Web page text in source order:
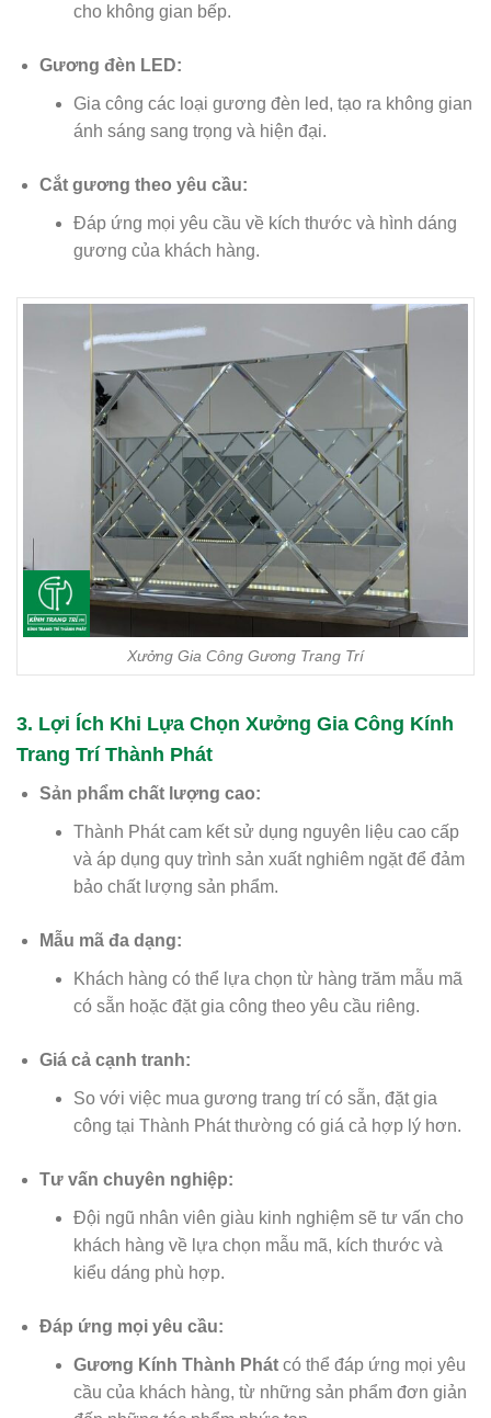
cho không gian bếp.
Gương đèn LED:
Gia công các loại gương đèn led, tạo ra không gian
ánh sáng sang trọng và hiện đại.
Cắt gương theo yêu cầu:
Đáp ứng mọi yêu cầu về kích thước và hình dáng
gương của khách hàng.
Xưởng Gia Công Gương Trang Trí
3. Lợi Ích Khi Lựa Chọn Xưởng Gia Công Kính
Trang Trí Thành Phát
Sản phẩm chất lượng cao:
Thành Phát cam kết sử dụng nguyên liệu cao cấp
và áp dụng quy trình sản xuất nghiêm ngặt để đảm
bảo chất lượng sản phẩm.
Mẫu mã đa dạng:
Khách hàng có thể lựa chọn từ hàng trăm mẫu mã
có sẵn hoặc đặt gia công theo yêu cầu riêng.
Giá cả cạnh tranh:
So với việc mua gương trang trí có sẵn, đặt gia
công tại Thành Phát thường có giá cả hợp lý hơn.
Tư vấn chuyên nghiệp:
Đội ngũ nhân viên giàu kinh nghiệm sẽ tư vấn cho
khách hàng về lựa chọn mẫu mã, kích thước và
kiểu dáng phù hợp.
Đáp ứng mọi yêu cầu:
Gương Kính Thành Phátcó thể đáp ứng mọi yêu
cầu của khách hàng, từ những sản phẩm đơn giản